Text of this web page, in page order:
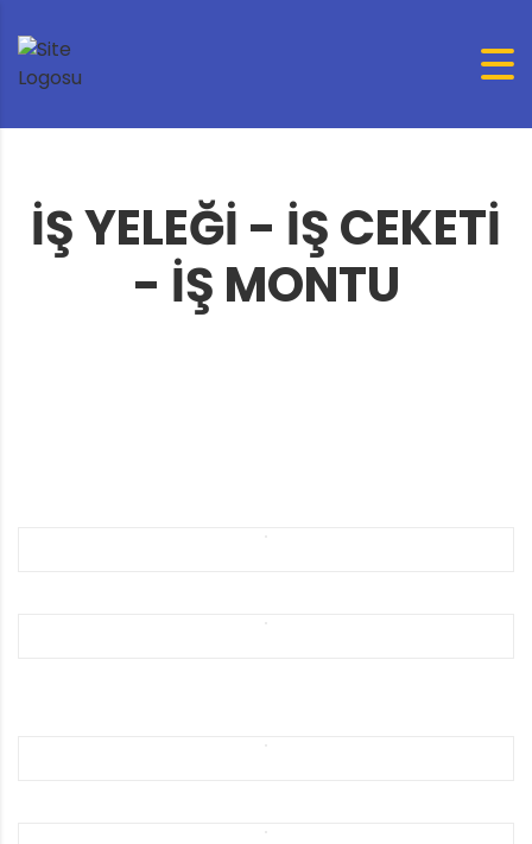
İŞ YELEĞİ - İŞ CEKETİ
- İŞ MONTU